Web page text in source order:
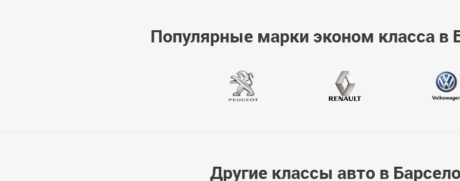
Популярные марки эконом класса в
Другие классы авто в